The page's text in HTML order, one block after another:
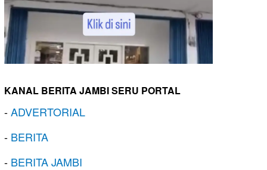
KANAL BERITA JAMBI SERU PORTAL
-ADVERTORIAL
- BERITA
- BERITA JAMBI